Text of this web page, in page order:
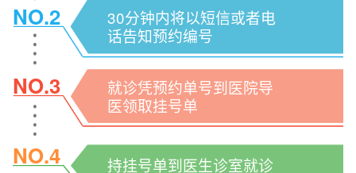
NO.2
30分钟内将以短信或者电
话告知预约编号
NO.3
就诊凭预约单号到医院导
医领取挂号单
NO.4 持挂号单到医生诊室就诊